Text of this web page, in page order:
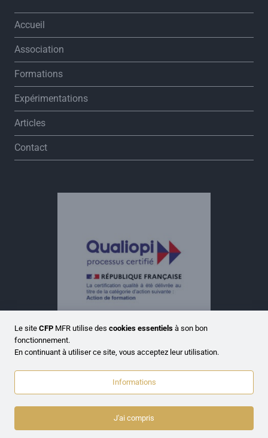
Accueil
Association
Formations
Expérimentations
Articles
Contact
Politique de confidentialité Mentions Légales
Copyright © 2021-2026CFP MFR- Design ©JRC Web
Le site CFP MFR utilise des cookies essentiels à son bon
fonctionnement.
En continuant à utiliser ce site, vous acceptez leur utilisation.
Informations
J'ai compris